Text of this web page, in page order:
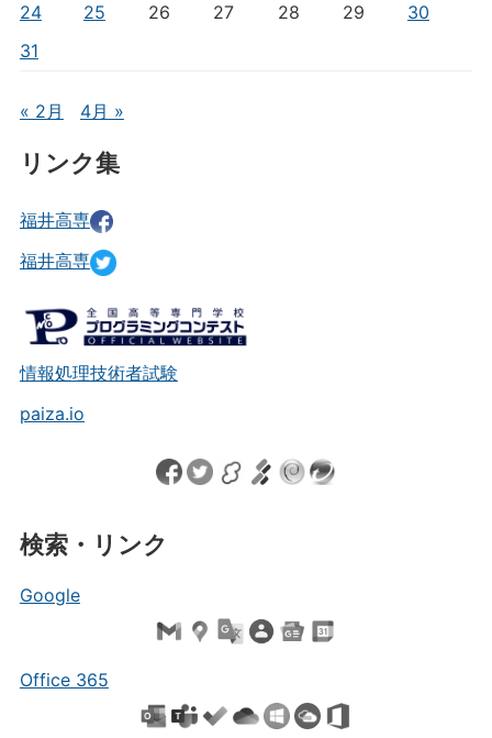
24
25 26 27 28 29
30
31
« 2月 4月 »
リンク集
福井高専
福井高専
情報処理技術者試験
paiza.io
検索・リンク
Google
Office 365